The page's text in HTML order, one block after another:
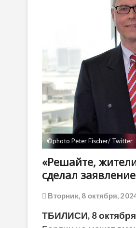
©️photo Peter Fischer/ Twitter
«Решайте,
сделал заявление
Вторник, 8 октября,
ТБИЛИСИ, 8